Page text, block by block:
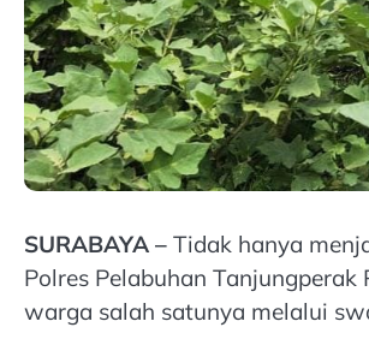
SURABAYA – Tidak hanya
Polres Pelabuhan
warga salah satunya melalui